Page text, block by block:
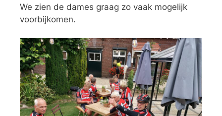
We zien de dames graag zo vaak mogelijk
voorbijkomen.